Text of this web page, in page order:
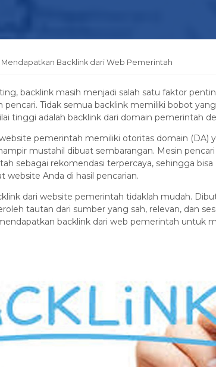
Mendapatkan Backlink dari Web Pemerintah
backlink masih menjadi salah satu faktor
Tidak semua backlink memiliki bobot
tinggi adalah backlink dari domain pemerintah
pemerintah memiliki otoritas domain (DA)
mustahil dibuat sembarangan. Mesin
sebagai rekomendasi terpercaya, sehingga
website Anda di hasil pencarian.
dari website pemerintah tidaklah mudah.
tautan dari sumber yang sah, relevan, dan
backlink dari web pemerintah untuk